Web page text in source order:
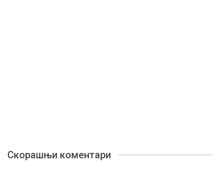
Скорашњи коментари